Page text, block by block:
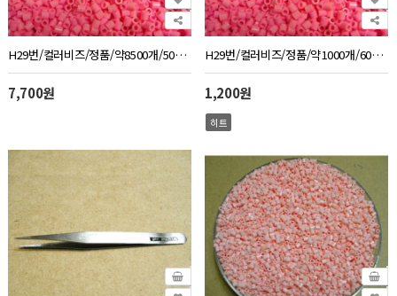
H29번/컬러비즈/정품/약8500개/500g/연한분홍색
7,700원
H29번/컬러비즈/정품/약1000개/60g/연한분홍색
1,200원
히트